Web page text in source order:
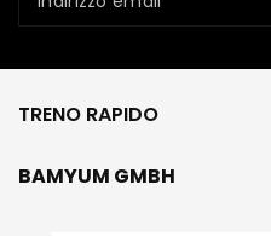
TRENO RAPIDO
BAMYUM GMBH